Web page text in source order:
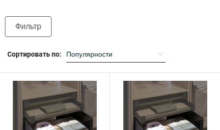
Фильтр
Сортировать по: